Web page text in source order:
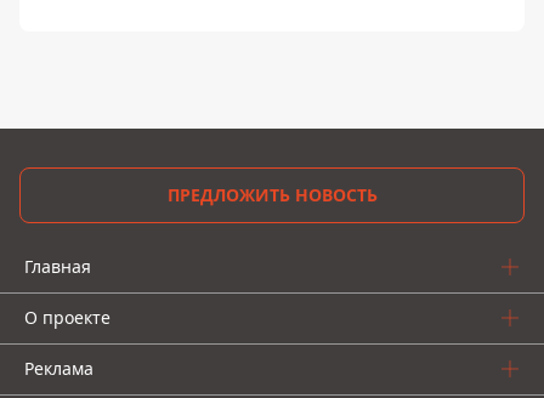
ПРЕДЛОЖИТЬ НОВОСТЬ
Главная
О проекте
Реклама